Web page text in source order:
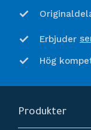
Erbjuder
Hög
Produkter